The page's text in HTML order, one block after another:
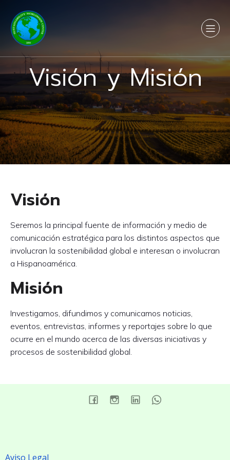
Visión y Misión
Visión
Seremos la principal fuente de información y medio de
comunicación estratégica para los distintos aspectos que
involucran la sostenibilidad global e interesan o involucran
a Hispanoamérica.
Misión
Investigamos, difundimos y comunicamos noticias,
eventos, entrevistas, informes y reportajes sobre lo que
ocurre en el mundo acerca de las diversas iniciativas y
procesos de sostenibilidad global.
Aviso Legal